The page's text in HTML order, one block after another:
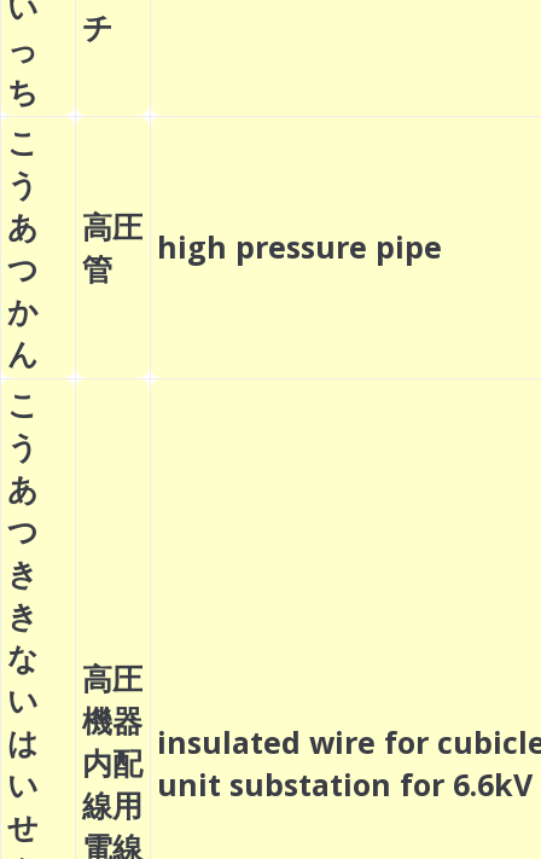
っ
ち
チ
こ
う
あ
つ
か
ん
高圧
管
high pressure pipe
こ
う
あ
つ
き
き
な
い
は
い
せ
高圧
機器
内配
線用
電線
insulated wire for
unit substation for